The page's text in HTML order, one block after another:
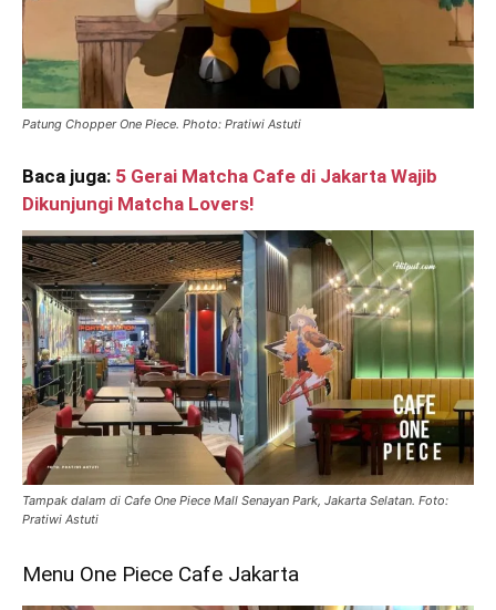
Patung Chopper One Piece. Photo: Pratiwi Astuti
Baca juga: 5 Gerai Matcha Cafe di Jakarta Wajib
Dikunjungi Matcha Lovers!
Tampak dalam di Cafe One Piece Mall Senayan Park, Jakarta Selatan. Foto:
Pratiwi Astuti
Menu One Piece Cafe Jakarta